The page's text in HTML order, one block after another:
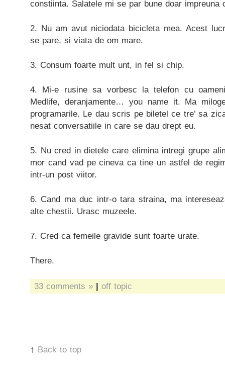
constiinta. Salatele mi se par bune doar impreuna
2. Nu am avut niciodata bicicleta mea. Acest
se pare, si viata de om mare.
3. Consum foarte mult unt, in fel si chip.
4. Mi-e rusine sa vorbesc la telefon cu
Medlife, deranjamente… you name it. Ma
programarile. Le dau scris pe biletel ce tre’ sa
nesat conversatiile in care se dau drept eu.
5. Nu cred in dietele care elimina intregi grupe
mor cand vad pe cineva ca tine un astfel de
intr-un post viitor.
6. Cand ma duc intr-o tara straina, ma
alte chestii. Urasc muzeele.
7. Cred ca femeile gravide sunt foarte urate.
There.
33 comments » | off topic
↑ Back to top